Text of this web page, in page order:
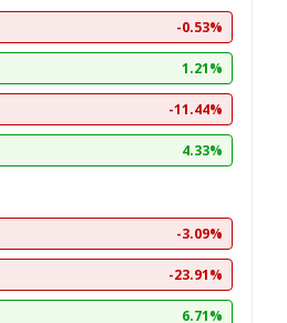
-0.53%
1.21%
-11.44%
4.33%
-3.09%
-23.91%
6.71%